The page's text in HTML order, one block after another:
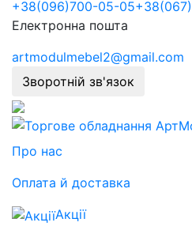
+38(096)700-05-05+38(067)
Електронна пошта
artmodulmebel2@gmail.com
Зворотній зв'язок
Про нас
Оплата й доставка
Акції